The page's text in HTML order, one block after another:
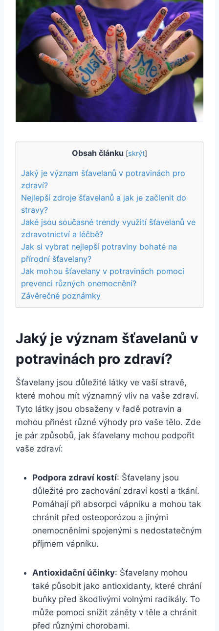
Obsah článku [skrýt]
Jaký je význam šťavelanů v potravinách pro
zdraví?
Nejlepší zdroje šťavelanů a jak je začlenit do
stravy?
Jaké jsou současné trendy využití šťavelanů ve
zdravotnictví a léčbě?
Jak si vybrat nejlepší potraviny bohaté na
přírodní šťavelany?
Jak mohou šťavelany v potravinách pomoci
prevenci různých onemocnění?
Závěrečné poznámky
Jaký je význam šťavelanů v
potravinách pro zdraví?
Šťavelany jsou důležité látky ve vaší stravě,
které mohou mít významný vliv na vaše zdraví.
Tyto látky jsou obsaženy v řadě potravin a
mohou přinést různé výhody pro vaše tělo. Zde
je pár způsobů, jak šťavelany mohou podpořit
vaše zdraví:
Podpora zdraví kostí: Šťavelany jsou
důležité pro zachování zdraví kostí a tkání.
Pomáhají při absorpci vápníku a mohou tak
chránit před osteoporózou a jinými
onemocněními spojenými s nedostatečným
příjmem vápníku.
Antioxidační účinky: Šťavelany mohou
také působit jako antioxidanty, které chrání
buňky před škodlivými volnými radikály. To
může pomoci snížit záněty v těle a chránit
před různými chorobami.